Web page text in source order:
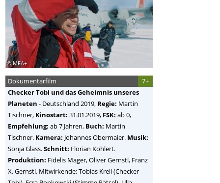
© MFA+
7+
Dokumentarfilm
Checker Tobi und das Geheimnis unseres
Planeten - Deutschland 2019, Regie: Martin
Tischner, Kinostart: 31.01.2019, FSK: ab 0,
Empfehlung: ab 7 Jahren, Buch: Martin
Tischner. Kamera: Johannes Obermaier. Musik:
Sonja Glass.Schnitt: Florian Kohlert.
Produktion: Fidelis Mager, Oliver Gernstl, Franz
X. Gernstl. Mitwirkende: Tobias Krell (Checker